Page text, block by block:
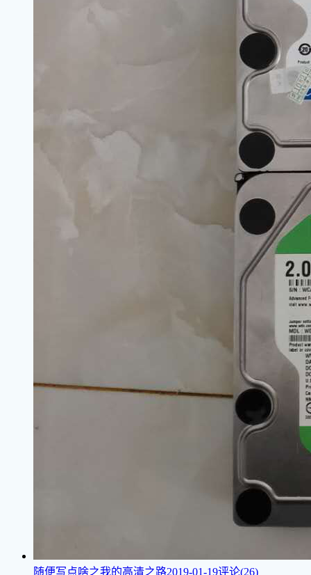
随便写点啥之我的高清之路2019-01-19评论(26)